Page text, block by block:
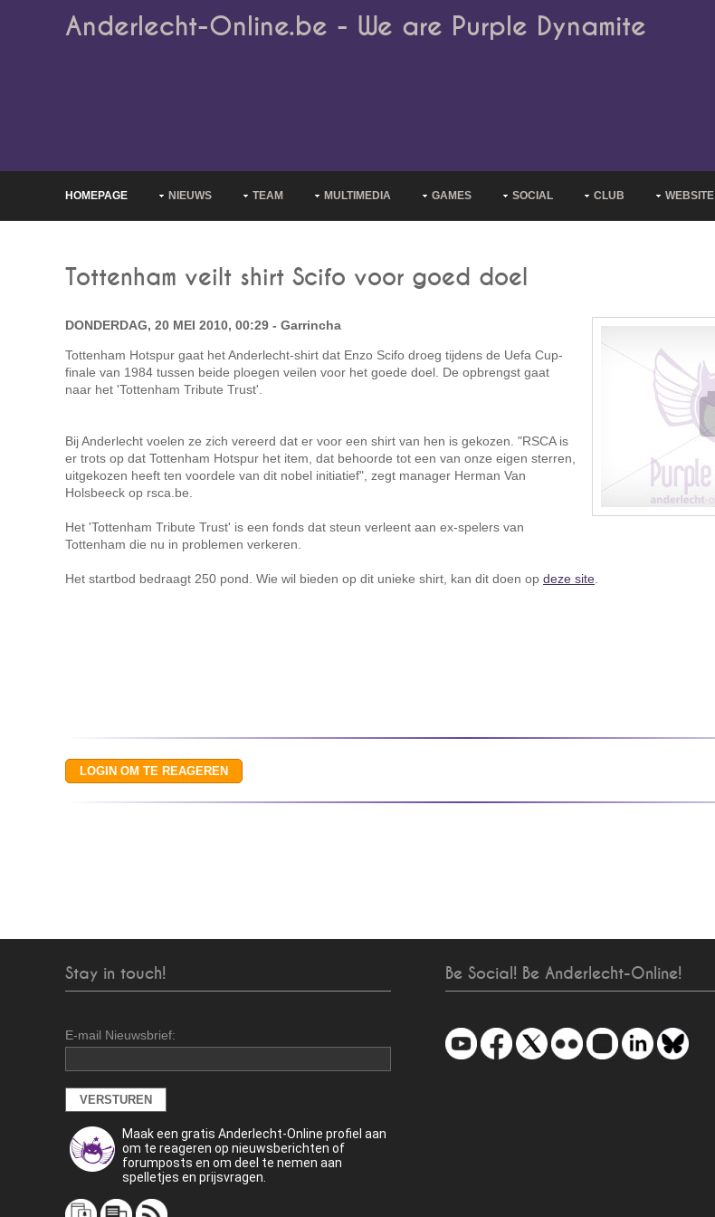
Anderlecht-Online.be - We are Purple Dynamite
HOMEPAGE NIEUWS TEAM MULTIMEDIA GAMES SOCIAL CLUB WEBSITE
Tottenham veilt shirt Scifo voor goed doel
DONDERDAG, 20 MEI 2010, 00:29 - Garrincha
Tottenham Hotspur gaat het Anderlecht-shirt dat Enzo Scifo droeg tijdens de Uefa Cup-
finale van 1984 tussen beide ploegen veilen voor het goede doel. De opbrengst gaat
naar het 'Tottenham Tribute Trust'.
Bij Anderlecht voelen ze zich vereerd dat er voor een shirt van hen is gekozen. "RSCA is
er trots op dat Tottenham Hotspur het item, dat behoorde tot een van onze eigen sterren,
uitgekozen heeft ten voordele van dit nobel initiatief", zegt manager Herman Van
Holsbeeck op rsca.be.
Het 'Tottenham Tribute Trust' is een fonds dat steun verleent aan ex-spelers van
Tottenham die nu in problemen verkeren.
Het startbod bedraagt 250 pond. Wie wil bieden op dit unieke shirt, kan dit doen op deze site
Stay in touch!
E-mail Nieuwsbrief:
Maak een gratis Anderlecht-Online profiel aan
om te reageren op nieuwsberichten of
forumposts en om deel te nemen aan
spelletjes en prijsvragen.
Be Social! Be Anderlecht-Online!